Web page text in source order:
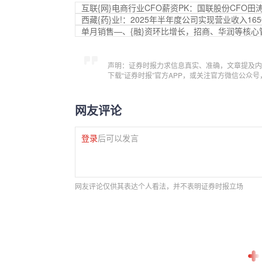
互联{网}电商行业CFO薪资PK：国联股份CFO田
西藏{药}业!：2025年半年度公司实现营业收入
单月销售—、{融}资环比增长，招商、华润等核
声明：证券时报力求信息真实、准确，文章提及
下载“证券时报”官方APP，或关注官方微信公众
网友评论
登录后可以发言
网友评论仅供其表达个人看法，并不表明证券时报立场